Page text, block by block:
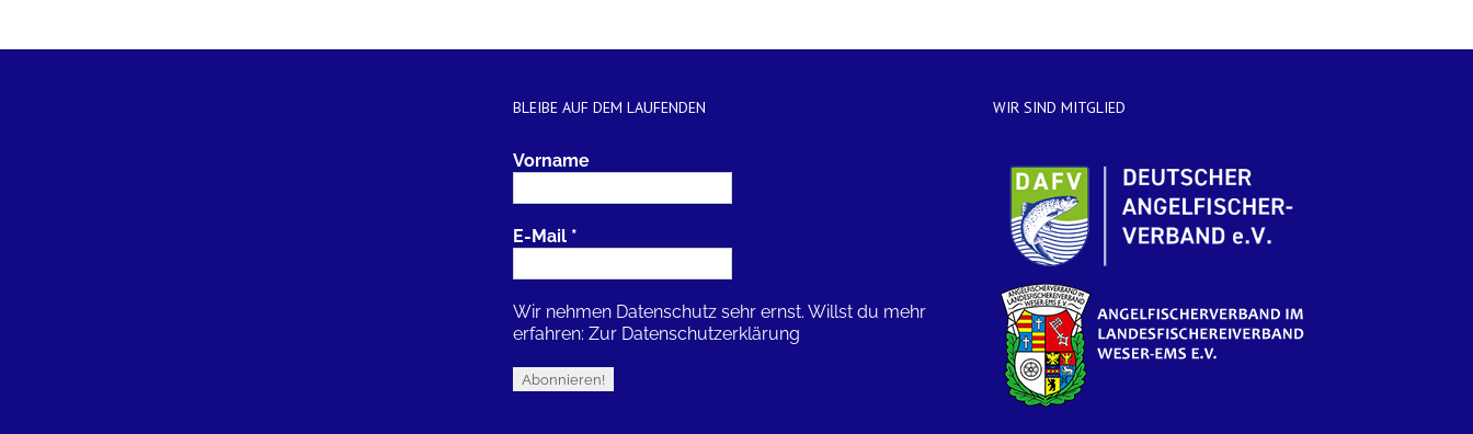
BLEIBE AUF DEM LAUFENDEN
Vorname
E-Mail *
Wir nehmen Datenschutz sehr ernst. Willst du mehr
erfahren: Zur Datenschutzerklärung
WIR SIND MITGLIED